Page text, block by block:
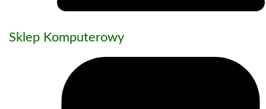
Sklep Komputerowy